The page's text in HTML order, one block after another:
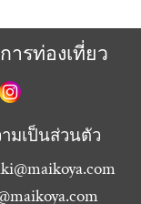
การท่องเที่ยว
มเป็นส่วนตัว